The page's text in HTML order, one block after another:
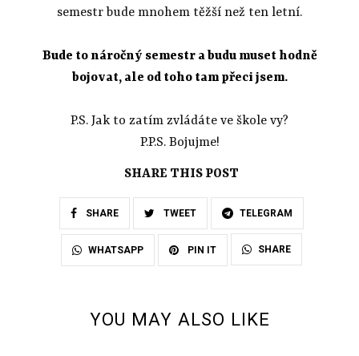
semestr bude mnohem těžší než ten letní.
Bude to náročný semestr a budu muset hodně
bojovat, ale od toho tam přeci jsem.
P.S. Jak to zatím zvládáte ve škole vy?
P.P.S. Bojujme!
SHARE THIS POST
SHARE TWEET TELEGRAM
WHATSAPP PIN IT SHARE
YOU MAY ALSO LIKE